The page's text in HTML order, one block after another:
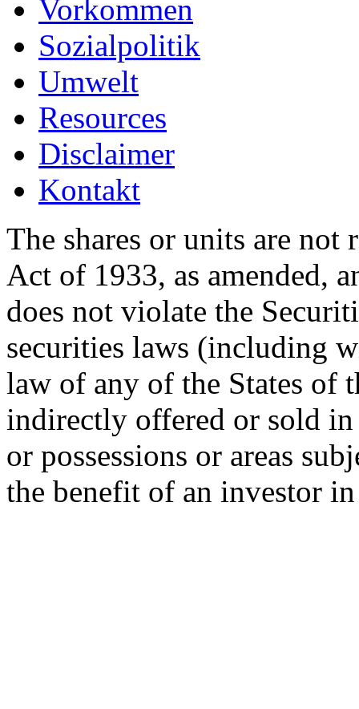
Vorkommen
Sozialpolitik
Umwelt
Resources
Disclaimer
Kontakt
The shares or units are not
Act of 1933, as amended,
does not violate the
securities laws (including
law of any of the States of
indirectly offered or sold
or possessions or areas
the benefit of an investor